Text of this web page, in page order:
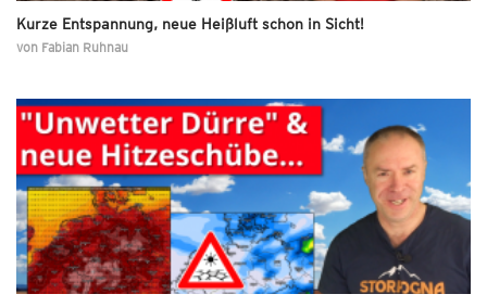
Kurze Entspannung, neue Heißluft schon in Sicht!
von Fabian Ruhnau